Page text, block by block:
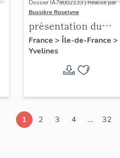
Dossier IA78002133 | Réalisé par
Bussière Roselyne
présentation du
diagnostic
patrimonial, urbain
et paysager de Seine-
France > Île-de-France >
Yvelines
1 2 3 4 ... 32